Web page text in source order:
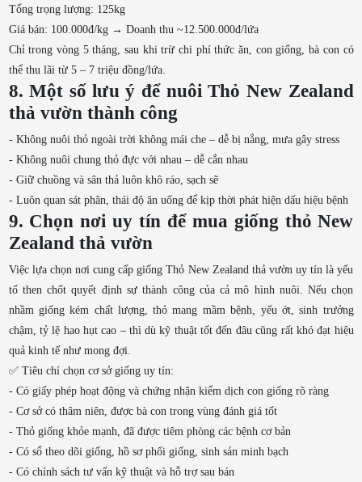
Tổng trọng lượng: 125kg
Giá bán: 100.000đ/kg → Doanh thu ~12.500.000đ/lứa
Chỉ trong vòng 5 tháng, sau khi trừ chi phí thức ăn, con giống, bà con có
thể thu lãi từ 5 – 7 triệu đồng/lứa.
8. Một số lưu ý để nuôi Thỏ New Zealand
thả vườn thành công
- Không nuôi thỏ ngoài trời không mái che – dễ bị nắng, mưa gây stress
- Không nuôi chung thỏ đực với nhau – dễ cắn nhau
- Giữ chuồng và sân thả luôn khô ráo, sạch sẽ
- Luôn quan sát phân, thái độ ăn uống để kịp thời phát hiện dấu hiệu bệnh
9. Chọn nơi uy tín để mua giống thỏ New
Zealand thả vườn
Việc lựa chọn nơi cung cấp giống Thỏ New Zealand thả vườn uy tín là yếu
tố then chốt quyết định sự thành công của cả mô hình nuôi. Nếu chọn
nhầm giống kém chất lượng, thỏ mang mầm bệnh, yếu ớt, sinh trưởng
chậm, tỷ lệ hao hụt cao – thì dù kỹ thuật tốt đến đâu cũng rất khó đạt hiệu
quả kinh tế như mong đợi.
✅ Tiêu chí chọn cơ sở giống uy tín:
- Có giấy phép hoạt động và chứng nhận kiểm dịch con giống rõ ràng
- Cơ sở có thâm niên, được bà con trong vùng đánh giá tốt
- Thỏ giống khỏe mạnh, đã được tiêm phòng các bệnh cơ bản
- Có sổ theo dõi giống, hồ sơ phối giống, sinh sản minh bạch
- Có chính sách tư vấn kỹ thuật và hỗ trợ sau bán